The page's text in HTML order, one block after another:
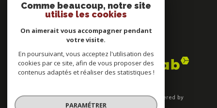
ADHÉRENTS
© 2026 | Tous droits réservés | Traduction powered by
Google |
Comme beaucoup, notre site
utilise les cookies
On aimerait vous accompagner pendant
votre visite.
En poursuivant, vous acceptez l'utilisation des
cookies par ce site, afin de vous proposer des
contenus adaptés et réaliser des statistiques !
PARAMÉTRER